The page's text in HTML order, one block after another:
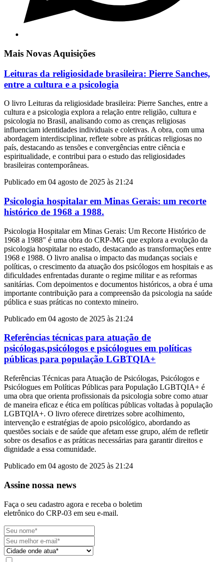
Mais Novas Aquisições
Leituras da religiosidade brasileira: Pierre Sanches,
entre a cultura e a psicologia
O livro Leituras da religiosidade brasileira: Pierre Sanches, entre a
cultura e a psicologia explora a relação entre religião, cultura e
psicologia no Brasil, analisando como as crenças religiosas
influenciam identidades individuais e coletivas. A obra, com uma
abordagem interdisciplinar, reflete sobre as práticas religiosas no
país, destacando as tensões e convergências entre ciência e
espiritualidade, e contribui para o estudo das religiosidades
brasileiras contemporâneas.
Publicado em 04 agosto de 2025 às 21:24
Psicologia hospitalar em Minas Gerais: um recorte
histórico de 1968 a 1988.
Psicologia Hospitalar em Minas Gerais: Um Recorte Histórico de
1968 a 1988" é uma obra do CRP-MG que explora a evolução da
psicologia hospitalar no estado, destacando as transformações entre
1968 e 1988. O livro analisa o impacto das mudanças sociais e
políticas, o crescimento da atuação dos psicólogos em hospitais e as
dificuldades enfrentadas durante o regime militar e as reformas
sanitárias. Com depoimentos e documentos históricos, a obra é uma
importante contribuição para a compreensão da psicologia na saúde
pública e suas práticas no contexto mineiro.
Publicado em 04 agosto de 2025 às 21:24
Referências técnicas para atuação de
psicólogas,psicólogos e psicólogues em políticas
públicas para população LGBTQIA+
Referências Técnicas para Atuação de Psicólogas, Psicólogos e
Psicólogues em Políticas Públicas para População LGBTQIA+ é
uma obra que orienta profissionais da psicologia sobre como atuar
de maneira eficaz e ética em políticas públicas voltadas à população
LGBTQIA+. O livro oferece diretrizes sobre acolhimento,
intervenção e estratégias de apoio psicológico, abordando as
questões sociais e de saúde que afetam esse grupo, além de refletir
sobre os desafios e as práticas necessárias para garantir direitos e
dignidade a essa comunidade.
Publicado em 04 agosto de 2025 às 21:24
Assine nossa news
Faça o seu cadastro agora e receba o boletim
eletrônico do CRP-03 em seu e-mail.